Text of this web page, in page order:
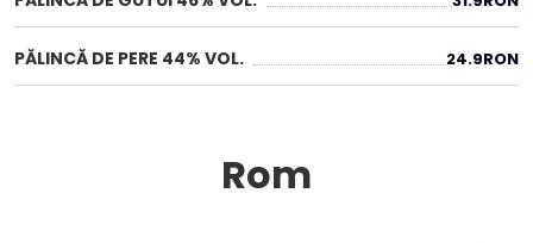
PĂLINCĂ DE PERE 44% VOL. 24.9RON
Rom